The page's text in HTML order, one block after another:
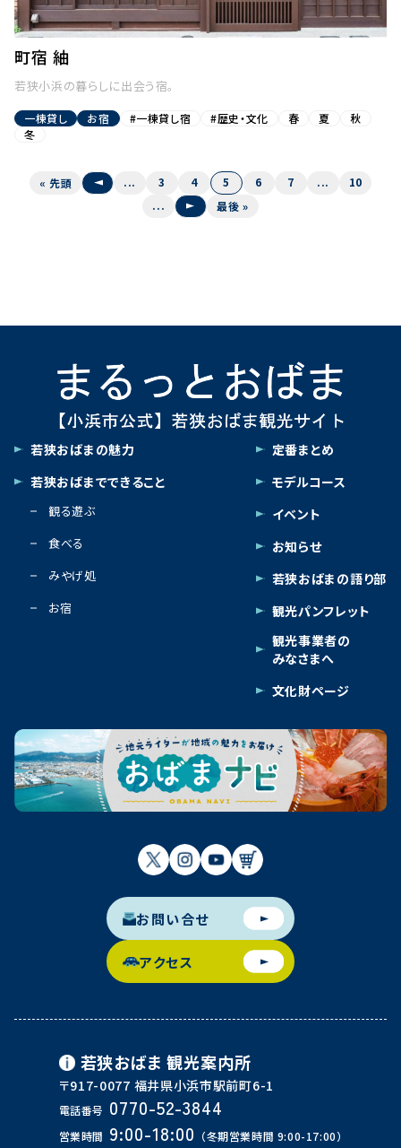
町宿 紬
若狭小浜の暮らしに出会う宿。
一棟貸し お宿 #一棟貸し宿 #歴史・文化 春 夏
秋
冬
« 先頭 « ... 3 4 5 6 7 ...
10
...
» 最後 »
若狭おばまの魅力
若狭おばまでできること
観る遊ぶ
食べる
みやげ処
お宿
定番まとめ
モデルコース
イベント
お知らせ
若狭おばまの語り部
観光パンフレット
観光事業者の
みなさまへ
文化財ページ
お問い合せ
アクセス
若狭おばま 観光案内所
〒917-0077 福井県小浜市駅前町6-1
電話番号 0770-52-3844
営業時間 9:00-18:00 （冬期営業時間 9:00-17:00）